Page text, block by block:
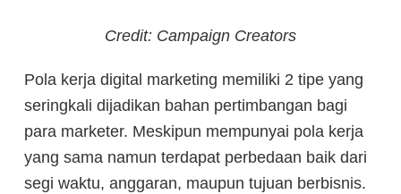
Credit: Campaign Creators
Pola kerja digital marketing memiliki 2 tipe yang
seringkali dijadikan bahan pertimbangan bagi
para marketer. Meskipun mempunyai pola kerja
yang sama namun terdapat perbedaan baik dari
segi waktu, anggaran, maupun tujuan berbisnis.